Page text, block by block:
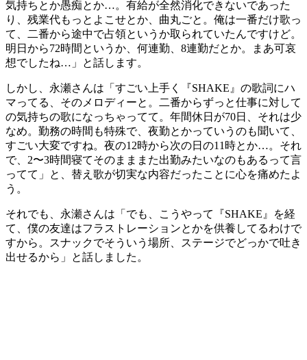
気持ちとか愚痴とか…。有給が全然消化できないであった
り、残業代もっとよこせとか、曲丸ごと。俺は一番だけ歌っ
て、二番から途中で占領というか取られていたんですけど。
明日から72時間というか、何連勤、8連勤だとか。まあ可哀
想でしたね…」と話します。
しかし、永瀬さんは「すごい上手く『SHAKE』の歌詞にハ
マってる、そのメロディーと。二番からずっと仕事に対して
の気持ちの歌になっちゃってて。年間休日が70日、それは少
なめ。勤務の時間も特殊で、夜勤とかっていうのも聞いて、
すごい大変ですね。夜の12時から次の日の11時とか…。それ
で、2〜3時間寝てそのまままた出勤みたいなのもあるって言
ってて」と、替え歌が切実な内容だったことに心を痛めたよ
う。
それでも、永瀬さんは「でも、こうやって『SHAKE』を経
て、僕の友達はフラストレーションとかを供養してるわけで
すから。スナックでそういう場所、ステージでどっかで吐き
出せるから」と話しました。